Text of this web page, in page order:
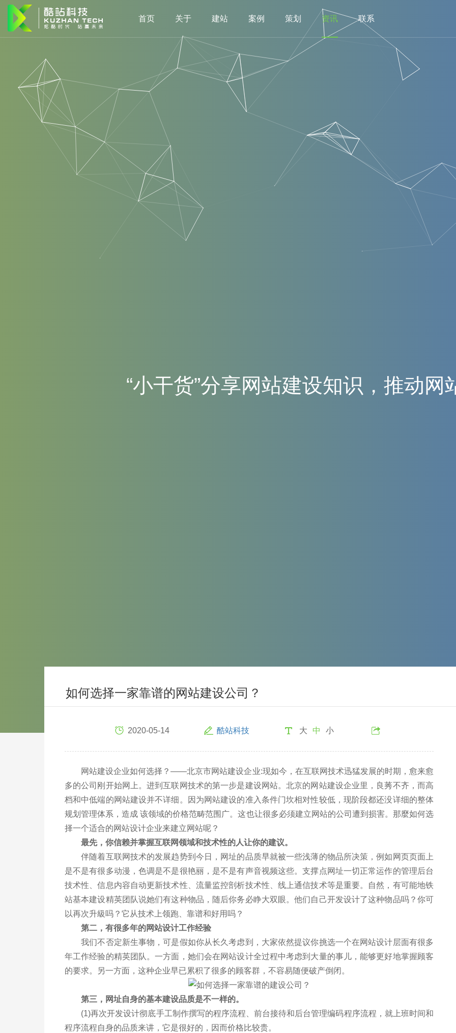
首页 关于 建站 案例 策划 资讯 联系
“小干货”分享网站建设知识 ， 推动 网
如何选择一家靠谱的网站建设公司？
2020-05-14 酷站科技 大 中 小
网站建设企业如何选择？——北京市网站建设企业:现如今，在互联网技术迅猛发展的时期，愈来愈
多的公司刚开始网上。进到互联网技术的第一步是建设网站。北京的网站建设企业里，良莠不齐，而高
档和中低端的网站建设并不详细。因为网站建设的准入条件门坎相对性较低，现阶段都还没详细的整体
规划管理体系，造成 该领域的价格范畴范围广。这也让很多必须建立网站的公司遭到损害。那麼如何选
择一个适合的网站设计企业来建立网站呢？
最先，你信赖并掌握互联网领域和技术性的人让你的建议。
伴随着互联网技术的发展趋势到今日，网址的品质早就被一些浅薄的物品所决策，例如网页页面上
是不是有很多动漫，色调是不是很艳丽，是不是有声音视频这些。支撑点网址一切正常运作的管理后台
技术性、信息内容自动更新技术性、流量监控剖析技术性、线上通信技术等是重要。自然，有可能地铁
站基本建设精英团队说她们有这种物品，随后你务必睁大双眼。他们自己开发设计了这种物品吗？你可
以再次升級吗？它从技术上领跑、靠谱和好用吗？
第二，有很多年的网站设计工作经验
我们不否定新生事物，可是假如你从长久考虑到，大家依然提议你挑选一个在网站设计层面有很多
年工作经验的精英团队。一方面，她们会在网站设计全过程中考虑到大量的事儿，能够更好地掌握顾客
的要求。另一方面，这种企业早已累积了很多的顾客群，不容易随便破产倒闭。
第三，网址自身的基本建设品质是不一样的。
(1)再次开发设计彻底手工制作撰写的程序流程、前台接待和后台管理编码程序流程，就上班时间和
程序流程自身的品质来讲，它是很好的，因而价格比较贵。